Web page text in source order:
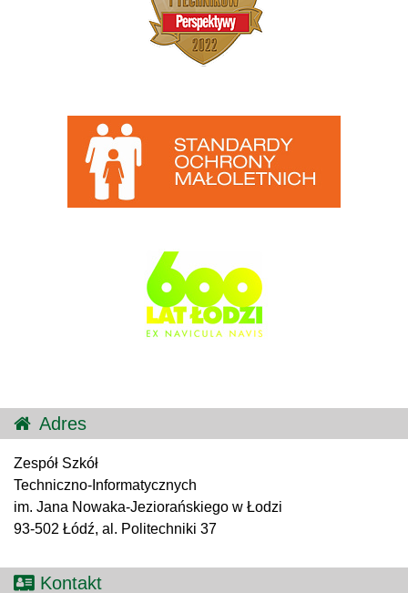
Adres
Zespół Szkół
Techniczno-Informatycznych
im. Jana Nowaka-Jeziorańskiego w Łodzi
93-502 Łódź, al. Politechniki 37
Kontakt